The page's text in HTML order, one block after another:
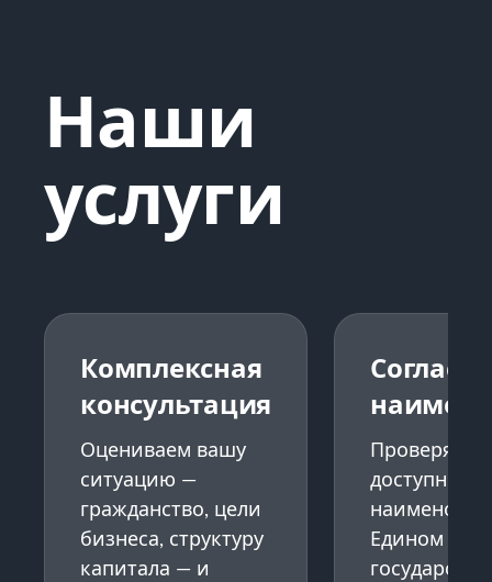
Наши
услуги
Комплексная
консультация
Оцениваем вашу
ситуацию —
гражданство, цели
бизнеса, структуру
капитала — и
Проверяем
доступность
Едином